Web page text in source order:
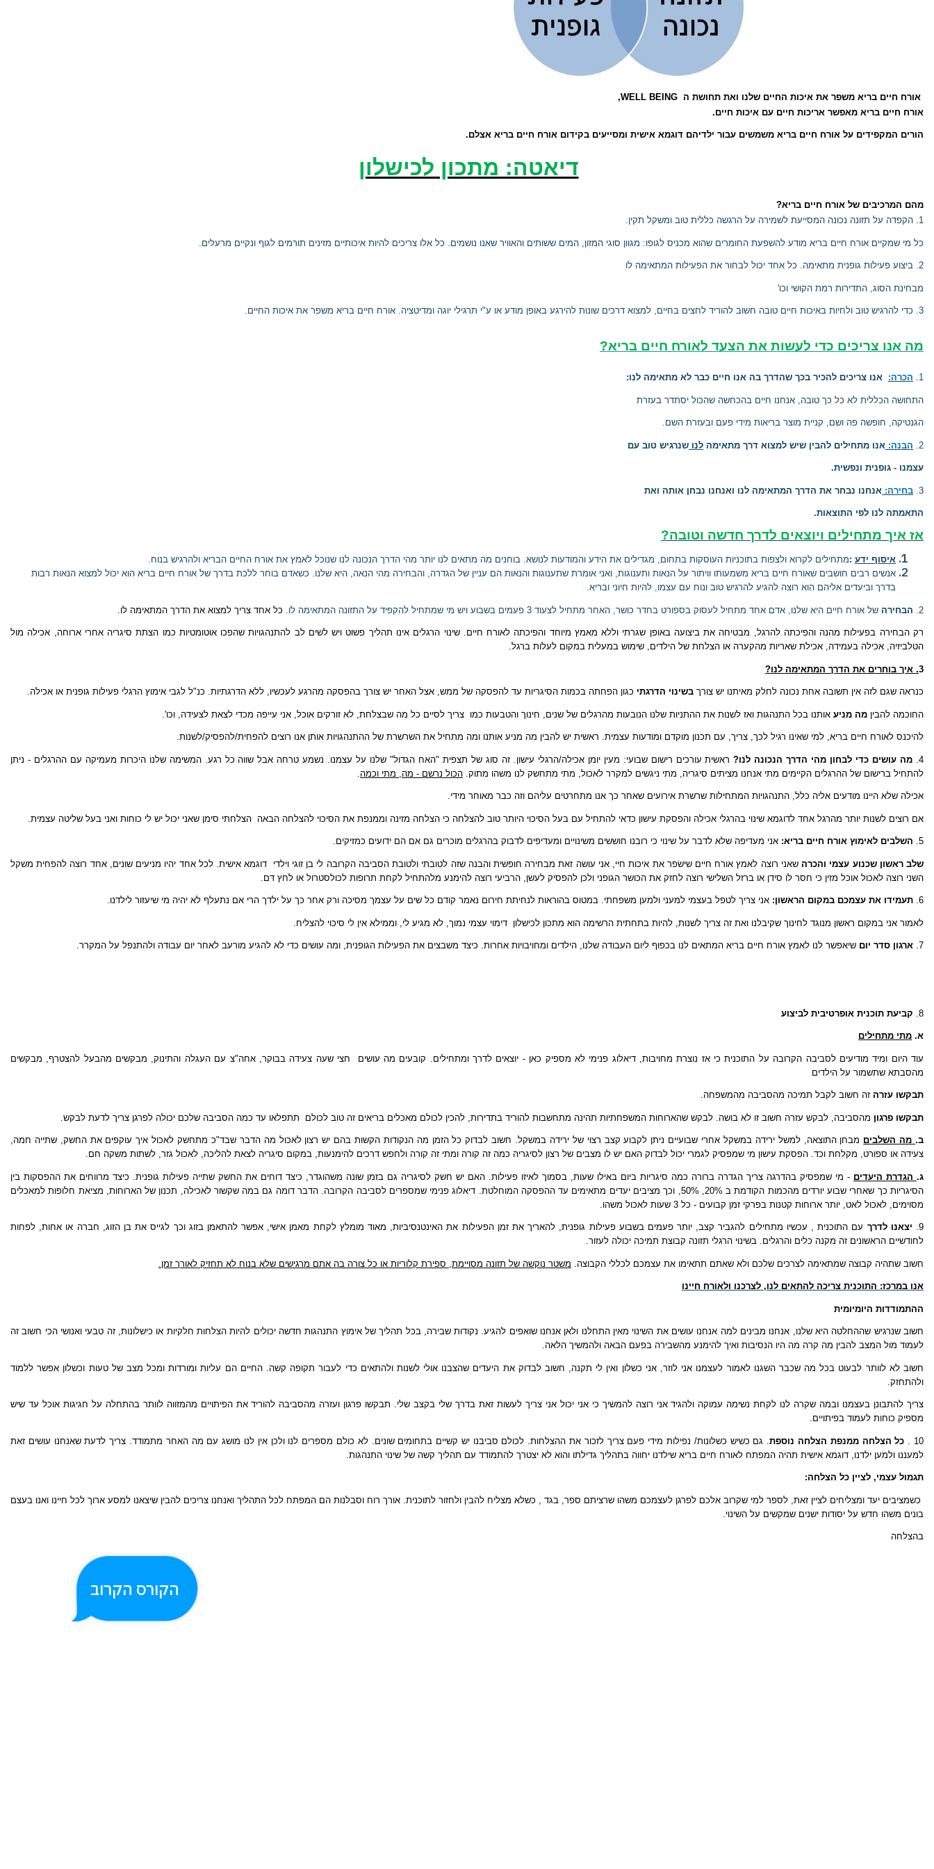
אורח חיים בריא משפר את איכות החיים שלנו ואת תחושת ה WELL BEING
,
אורח חיים בריא מאפשר אריכות חיים עם איכות חיים.
הורים המקפידים על אורח חיים בריא משמשים עבור ילדיהם דוגמא אישית ומסייעים בקידום אורח חיים בריא אצלם.
דיאטה: מתכון לכישלון
מהם המרכיבים של אורח חיים בריא?
1. הקפדה על תזונה נכונה המסייעת לשמירה על הרגשה כללית טוב ומשקל תקין.
כל מי שמקיים אורח חיים בריא מודע להשפעת החומרים שהוא מכניס לגופו: מגוון סוגי המזון, המים ששותים והאוויר שאנו נושמים. כל אלו צריכים להיות איכותיים מזינים תורמים לגוף ונקיים מרעלים.
2. ביצוע פעילות גופנית מתאימה. כל אחד יכול לבחור את הפעילות המתאימה לו
מבחינת הסוג, התדירות רמת הקושי וכו'
3. כדי להרגיש טוב ולחיות באיכות חיים טובה חשוב להוריד לחצים בחיים, למצוא דרכים שונות להירגע באופן מודע או ע"י תרגילי יוגה ומדיטציה. אורח חיים בריא משפר את איכות החיים.
מה אנו צריכים כדי לעשות את הצעד לאורח חיים בריא?
1. הכרה: אנו צריכים להכיר בכך שהדרך בה אנו חיים כבר לא מתאימה לנו:
התחושה הכללית לא כל כך טובה, אנחנו חיים בהכחשה שהכול יסתדר בעזרת
הגנטיקה, חופשה פה ושם, קניית מוצר בריאות מידי פעם ובעזרת השם.
2. הבנה: אנו מתחילים להבין שיש למצוא דרך מתאימה לנו שנרגיש טוב עם
עצמנו - גופנית ונפשית.
3. בחירה: אנחנו נבחר את הדרך המתאימה לנו ואנחנו נבחן אותה ואת
התאמתה לנו לפי התוצאות.
אז איך מתחילים ויוצאים לדרך חדשה וטובה?
איסוף ידע :מתחילים לקרוא ולצפות בתוכניות העוסקות בתחום, מגדילים את הידע והמודעות לנושא. בוחנים מה מתאים לנו יותר מהי הדרך הנכונה לנו שנוכל לאמץ את אורח החיים הבריא ולהרגיש בנוח.
אנשים רבים חושבים שאורח חיים בריא משמעותו וויתור על הנאות ותענוגות, ואני אומרת שתענוגות והנאות הם עניין של הגדרה, והבחירה מהי הנאה, היא שלנו. כשאדם בוחר ללכת בדרך של אורח חיים בריא הוא יכול למצוא הנאות רבות
בדרך וביעדים אליהם הוא רוצה להגיע להרגיש טוב ונוח עם עצמו, להיות חיוני ובריא.
2. הבחירה של אורח חיים היא שלנו, אדם אחד מתחיל לעסוק בספורט בחדר כושר, האחר מתחיל לצעוד 3 פעמים בשבוע ויש מי שמתחיל להקפיד על התזונה המתאימה לו. כל אחד צריך למצוא את הדרך המתאימה לו.
רק הבחירה בפעילות מהנה והפיכתה להרגל, מבטיחה את ביצועה באופן שגרתי וללא מאמץ מיוחד והפיכתה לאורח חיים. שינוי הרגלים אינו תהליך פשוט ויש לשים לב להתנהגויות שהפכו אוטומטיות כמו הצתת סיגריה אחרי ארוחה, אכילה מול
הטלביזיה, אכילה בעמידה, אכילת שאריות מהקערה או הצלחת של הילדים, שימוש במעלית במקום לעלות ברגל.
3. איך בוחרים את הדרך המתאימה לנו?
כנראה שגם לזה אין תשובה אחת נכונה לחלק מאיתנו יש צורך בשינוי הדרגתי כגון הפחתה בכמות הסיגריות עד להפסקה של ממש, אצל האחר יש צורך בהפסקה מהרגע לעכשיו, ללא הדרגתיות. כנ"ל לגבי אימוץ הרגלי פעילות גופנית או אכילה.
החוכמה להבין מה מניע אותנו בכל התנהגות ואז לשנות את ההתניות שלנו הנובעות מהרגלים של שנים, חינוך והטבעות כמו  צריך לסיים כל מה שבצלחת, לא זורקים אוכל, אני עייפה מכדי לצאת לצעידה, וכו'.
להיכנס לאורח חיים בריא, למי שאינו רגיל לכך, צריך, עם תכנון מוקדם ומודעות עצמית. ראשית יש להבין מה מניע אותנו ומה מתחיל את השרשרת של ההתנהגויות אותן אנו רוצים להפחית/להפסיק/לשנות.
4. מה עושים כדי לבחון מהי הדרך הנכונה לנו?ראשית עורכים רישום שבועי: מעין יומן אכילה/הרגלי עישון. זה סוג של תצפית "האח הגדול" שלנו על עצמנו. נשמע טרחה אבל שווה כל רגע. המשימה שלנו היכרות מעמיקה עם ההרגלים - ניתן
להתחיל ברישום של ההרגלים הקיימים מתי אנחנו מציתים סיגריה, מתי ניגשים למקרר לאכול, מתי מתחשק לנו משהו מתוק. הכול נרשם - מה, מתי וכמה
אכילה שלא היינו מודעים אליה כלל, התנהגויות המתחילות שרשרת אירועים שאחר כך אנו מתחרטים עליהם וזה כבר מאוחר מידי.
אם רוצים לשנות יותר מהרגל אחד לדוגמא שינוי בהרגלי אכילה והפסקת עישון כדאי להתחיל עם בעל הסיכוי היותר טוב להצלחה כי הצלחה מזינה וממנפת את הסיכוי להצלחה הבאה הצלחתי סימן שאני יכול יש לי כוחות ואני בעל שליטה עצמית.
5. השלבים לאימוץ אורח חיים בריא: אני מעדיפה שלא לדבר על שינוי כי רובנו חוששים משינויים ומעדיפים לדבוק בהרגלים מוכרים גם אם הם ידועים כמזיקים.
שלב ראשון שכנוע עצמי והכרה שאני רוצה לאמץ אורח חיים שישפר את איכות חיי, אני עושה זאת מבחירה חופשית והבנה שזה לטובתי ולטובת הסביבה הקרובה לי בן זוגי וילדי  דוגמא אישית. לכל אחד יהיו מניעים שונים, אחד רוצה להפחית משקל
השני רוצה לאכול אוכל מזין כי חסר לו סידן או ברזל השלישי רוצה לחזק את הכושר הגופני ולכן להפסיק לעשן, הרביעי רוצה להימנע מלהתחיל לקחת תרופות לכולסטרול או לחץ דם.
6. תעמידו את עצמכם במקום הראשון: אני צריך לטפל בעצמי למעני ולמען משפחתי. במטוס בהוראות לנחיתת חירום נאמר קודם כל שים על עצמך מסיכה ורק אחר כך על ילדך הרי אם נתעלף לא יהיה מי שיעזור לילדנו.
לאמור אני במקום ראשון מנוגד לחינוך שקיבלנו ואת זה צריך לשנות, להיות בתחתית הרשימה הוא מתכון לכישלון  דימוי עצמי נמוך, לא מגיע לי, וממילא אין לי סיכוי להצליח.
7. ארגון סדר יום שיאפשר לנו לאמץ אורח חיים בריא המתאים לנו בכפוף ליום העבודה שלנו, הילדים ומחויבויות אחרות. כיצד משבצים את הפעילות הגופנית, ומה עושים כדי לא להגיע מורעב לאחר יום עבודה ולהתנפל על המקרר.
8. קביעת תוכנית אופרטיבית לביצוע
א. מתי מתחילים
עוד היום ומיד מודיעים לסביבה הקרובה על התוכנית כי אז נוצרת מחויבות, דיאלוג פנימי לא מספיק כאן - יוצאים לדרך ומתחילים. קובעים מה עושים  חצי שעה צעידה בבוקר, אחה"צ עם העגלה והתינוק, מבקשים מהבעל להצטרף, מבקשים
מהסבתא שתשמור על הילדים
תבקשו עזרה זה חשוב לקבל תמיכה מהסביבה מהמשפחה.
תבקשו פרגון מהסביבה, לבקש עזרה חשוב זו לא בושה. לבקש שהארוחות המשפחתיות תהינה מתחשבות להוריד בתדירות, להכין לכולם מאכלים בריאים זה טוב לכולם  תתפלאו עד כמה הסביבה שלכם יכולה לפרגן צריך לדעת לבקש.
ב.מה השלבים מבחן התוצאה, למשל ירידה במשקל אחרי שבועיים ניתן לקבוע קצב רצוי של ירידה במשקל. חשוב לבדוק כל הזמן מה הנקודות הקשות בהם יש רצון לאכול מה הדבר שבד"כ מתחשק לאכול איך עוקפים את החשק, שתייה חמה,
צעידה או ספורט, מקלחת וכד. הפסקת עישון מי שמפסיק לגמרי יכול לבדוק האם יש לו מצבים של רצון לסיגריה כמה זה קורה ומתי זה קורה ולחפש דרכים להימנעות, במקום סיגריה לצאת להליכה, לאכול גזר, לשתות משקה חם.
ג. הגדרת היעדים - מי שמפסיק בהדרגה צריך הגדרה ברורה כמה סיגריות ביום באילו שעות, בסמוך לאיזו פעילות. האם יש חשק לסיגריה גם בזמן שונה משהוגדר, כיצד דוחים את החשק שתייה פעילות גופנית. כיצד מרווחים את ההפסקות בין
הסיגריות כך שאחרי שבוע יורדים מהכמות הקודמת ב 20%, 50%, וכך מציבים יעדים מתאימים עד ההפסקה המוחלטת. דיאלוג פנימי שמספרים לסביבה הקרובה. הדבר דומה גם במה שקשור לאכילה, תכנון של הארוחות, מציאת חלופות למאכלים
מסוימים, לאכול לאט, יותר ארוחות קטנות בפרקי זמן קבועים - כל 3 שעות לאכול משהו.
9. יצאנו לדרך עם התוכנית , עכשיו מתחילים להגביר קצב, יותר פעמים בשבוע פעילות גופנית, להאריך את זמן הפעילות את האינטנסיביות, מאוד מומלץ לקחת מאמן אישי, אפשר להתאמן בזוג וכך לגייס את בן הזוג, חברה או אחות, לפחות
לחודשיים הראשונים זה מקנה כלים והרגלים. בשינוי הרגלי תזונה קבוצת תמיכה יכולה לעזור.
חשוב שתהיה קבוצה שמתאימה לצרכים שלכם ולא שאתם תתאימו את עצמכם לכללי הקבוצה. משטר נוקשה של תזונה מסויימת, ספירת קלוריות או כל צורה בה אתם מרגישים שלא בנוח לא תחזיק לאורך זמן.
אנו במרכז: התוכנית צריכה להתאים לנו, לצרכנו ולאורח חיינו
ההתמודדות היומיומית
חשוב שנרגיש שההחלטה היא שלנו, אנחנו מבינים למה אנחנו עושים את השינוי מאין התחלנו ולאן אנחנו שואפים להגיע. נקודות שבירה, בכל תהליך של אימוץ התנהגות חדשה יכולים להיות הצלחות חלקיות או כישלונות, זה טבעי ואנושי הכי חשוב זה
לעמוד מול המצב להבין מה קרה מה היו הנסיבות ואיך להימנע מהשבירה בפעם הבאה ולהמשיך הלאה.
חשוב לא לוותר לבעוט בכל מה שכבר השגנו לאמור לעצמנו אני לוזר, אני כשלון ואין לי תקנה, חשוב לבדוק את היעדים שהצבנו אולי לשנות ולהתאים כדי לעבור תקופה קשה. החיים הם עליות ומורדות ומכל מצב של טעות וכשלון אפשר ללמוד
ולהתחזק.
צריך להתבונן בעצמנו ובמה שקרה לנו לקחת נשימה עמוקה ולהגיד אני רוצה להמשיך כי אני יכול אני צריך לעשות זאת בדרך שלי בקצב שלי. תבקשו פרגון ועזרה מהסביבה להוריד את הפיתויים מהמזווה לוותר בהתחלה על חגיגות אוכל עד שיש
מספיק כוחות לעמוד בפיתויים.
10 . כל הצלחה ממנפת הצלחה נוספת. גם כשיש כשלונות/ נפילות מידי פעם צריך לזכור את ההצלחות. לכולם סביבנו יש קשיים בתחומים שונים. לא כולם מספרים לנו ולכן אין לנו מושג עם מה האחר מתמודד. צריך לדעת שאנחנו עושים זאת
למעננו ולמען ילדנו, דוגמא אישית תהיה המפתח לאורח חיים בריא שילדנו יחווה בתהליך גדילתו והוא לא יצטרך להתמודד עם תהליך קשה של שינוי התנהגות.
תגמול עצמי, לציין כל הצלחה:
כשמציבים יעד ומצליחים לציין זאת, לספר למי שקרוב אלכם לפרגן לעצמכם משהו שרציתם ספר, בגד , כשלא מצליח להבין ולחזור לתוכנית. אורך רוח וסבלנות הם המפתח לכל התהליך ואנחנו צריכים להבין שיצאנו למסע ארוך לכל חיינו ואנו בעצם
בונים משהו חדש על יסודות ישנים שמקשים על השינוי.
בהצלחה
הקורס הקרוב